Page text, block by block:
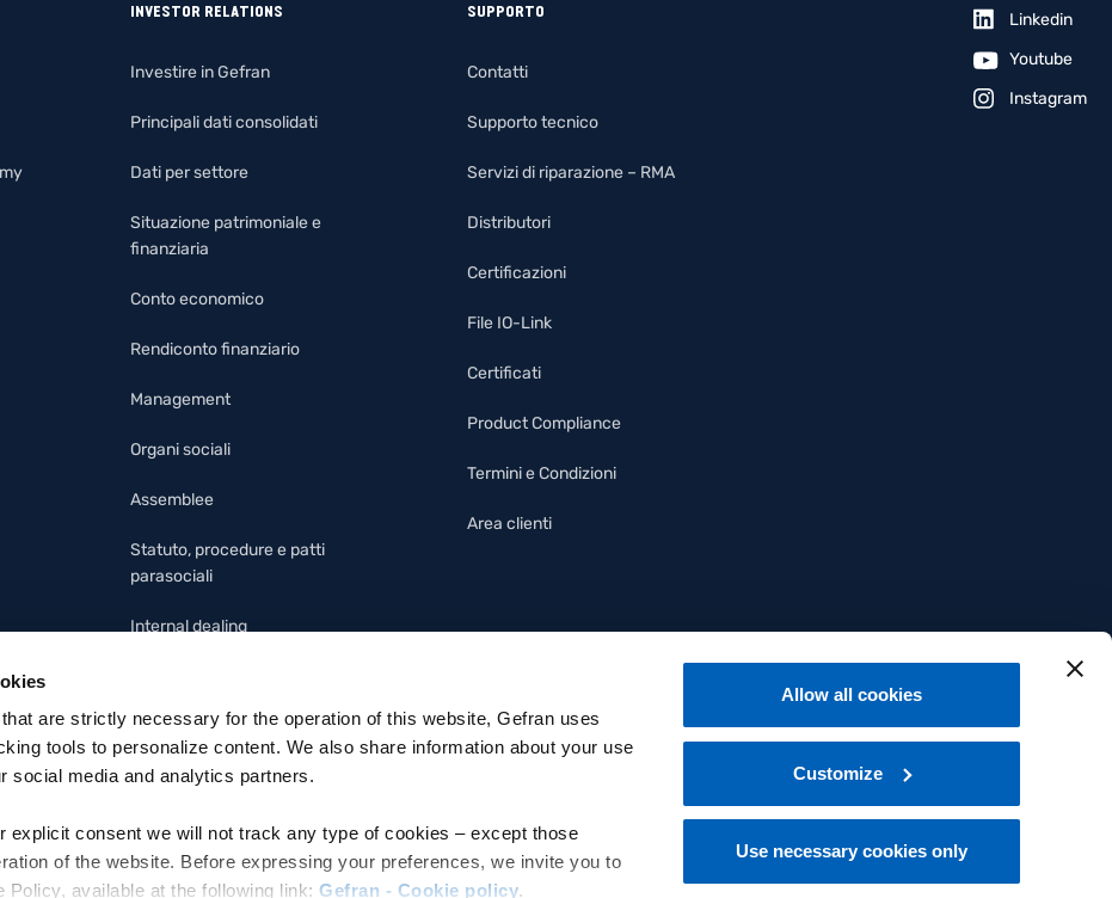
are strictly necessary for the operation of this website, Gefran uses
tools to personalize content. We also share information about your use
social media and analytics partners.
explicit consent we will not track any type of cookies – except those
of the website. Before expressing your preferences, we invite you to
Policy, available at the following link:Gefran - Cookie policy.
Allow all cookies
Customize
Use necessary cookies only
INVESTOR RELATIONS
Investire in Gefran
Principali dati consolidati
Dati per settore
Situazione patrimoniale e
finanziaria
Conto economico
Rendiconto finanziario
Management
Organi sociali
Assemblee
Statuto, procedure e patti
parasociali
Internal dealing
SUPPORTO
Contatti
Supporto tecnico
Servizi di riparazione – RMA
Distributori
Certificazioni
File IO-Link
Certificati
Product Compliance
Termini e Condizioni
Area clienti
Linkedin
Youtube
Instagram
elettronica: MZO2A0U
Italiano